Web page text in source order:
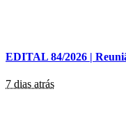
EDITAL 84/2026 |
7 dias atrás